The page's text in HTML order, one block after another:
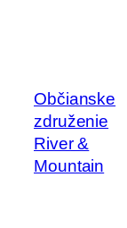
Občianske
združenie
River &
Mountain